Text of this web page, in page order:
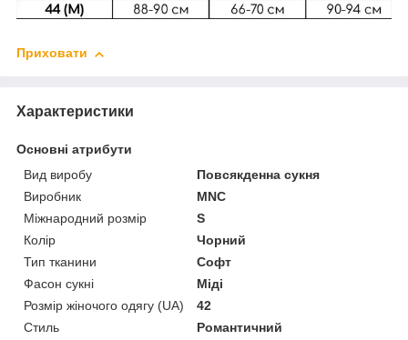
Приховати
Характеристики
Основні атрибути
Вид виробу
Повсякденна сукня
Виробник
MNC
Міжнародний розмір
S
Колір
Чорний
Тип тканини
Софт
Фасон сукні
Міді
Розмір жіночого одягу (UA)
42
Стиль
Романтичний